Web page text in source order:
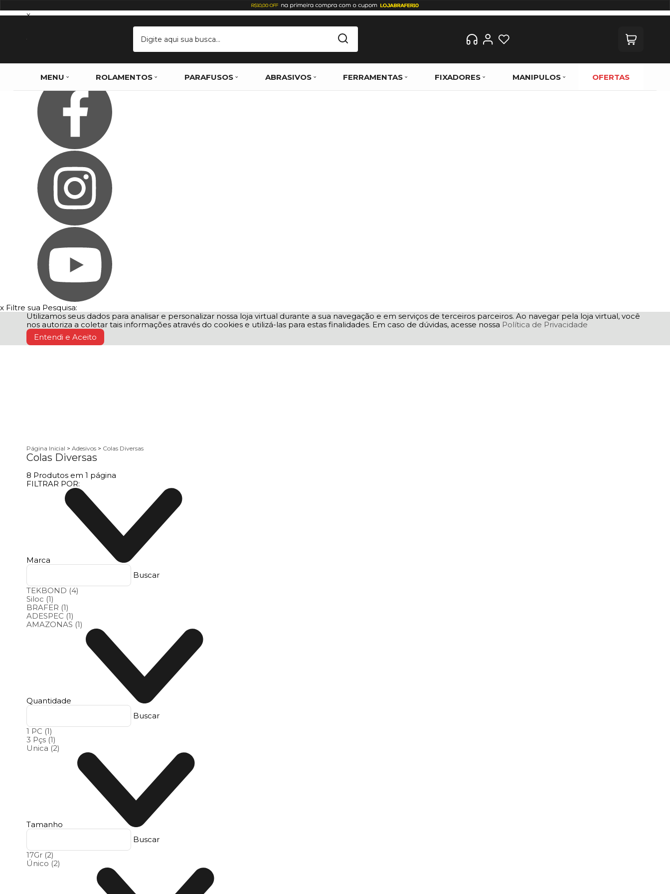
Favoritos
x Filtre sua Pesquisa:
Utilizamos seus dados para analisar e personalizar nossa loja virtual durante a sua navegação e em serviços de terceiros parceiros. Ao navegar pela loja virtual, você
nos autoriza a coletar tais informações através do cookies e utilizá-las para estas finalidades. Em caso de dúvidas, acesse nossa Política de Privacidade
Entendi e Aceito
x
MENU ROLAMENTOS PARAFUSOS ABRASIVOS FERRAMENTAS FIXADORES MANIPULOS OFERTAS
Página Inicial > Adesivos > Colas Diversas
Colas Diversas
8 Produtos em 1 página
FILTRAR POR:
Marca
Buscar
TEKBOND (4)
Siloc (1)
BRAFER (1)
ADESPEC (1)
AMAZONAS (1)
Quantidade
Buscar
1 PC (1)
3 Pçs (1)
Unica (2)
Tamanho
Buscar
17Gr (2)
Único (2)